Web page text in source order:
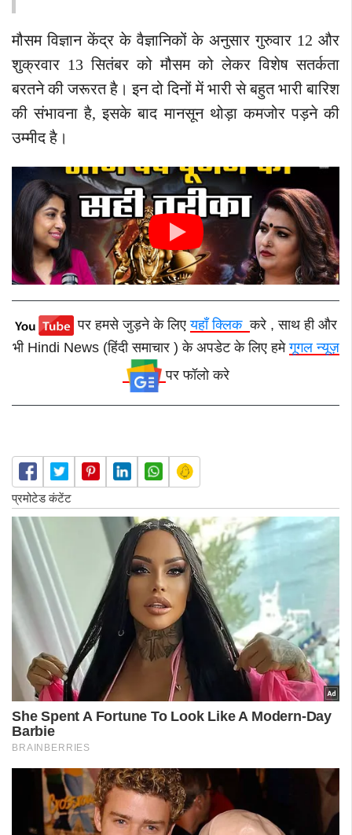
मौसम विज्ञान केंद्र के वैज्ञानिकों के अनुसार गुरुवार 12 और
शुक्रवार 13 सितंबर को मौसम को लेकर विशेष सतर्कता
बरतने की जरूरत है। इन दो दिनों में भारी से बहुत भारी बारिश
की संभावना है, इसके बाद मानसून थोड़ा कमजोर पड़ने की
उम्मीद है।
पर हमसे जुड़ने के लिएयहाँ क्लिककरे , साथ ही और
भी Hindi News (हिंदी समाचार ) के अपडेट के लिए हमेगूगल न्यूज़
पर फॉलो करे